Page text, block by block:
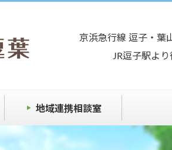
京浜急行線 逗子・葉
JR逗子駅よ
地域連携相談室